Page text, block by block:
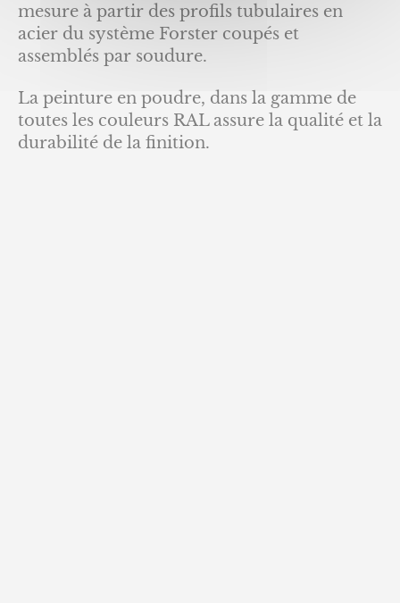
mesure à partir des profils tubulaires en
acier du système Forster coupés et
assemblés par soudure.
La peinture en poudre, dans la gamme de
toutes les couleurs RAL assure la qualité et la
durabilité de la finition.